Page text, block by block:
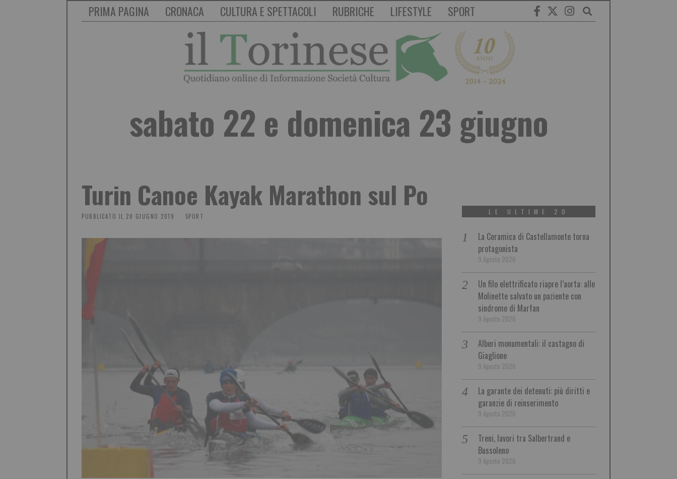
PRIMA PAGINA CRONACA CULTURA E SPETTACOLI RUBRICHE LIFESTYLE SPORT
sabato 22 e domenica 23 giugno
Turin Canoe Kayak Marathon sul Po
PUBBLICATO IL 20 GIUGNO 2019 SPORT
LE ULTIME 20
La Ceramica di Castellamonte torna
protagonista
9 Agosto 2026
Un filo elettrificato riapre l’aorta: alle
Molinette salvato un paziente con
sindrome di Marfan
9 Agosto 2026
Alberi monumentali: il castagno di
Giaglione
9 Agosto 2026
La garante dei detenuti: più diritti e
garanzie di reinserimento
9 Agosto 2026
Treni, lavori tra Salbertrand e
Bussoleno
9 Agosto 2026